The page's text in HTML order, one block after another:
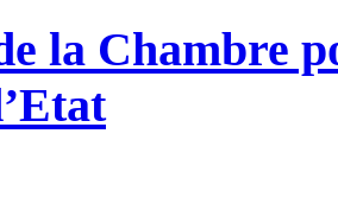
la Chambre